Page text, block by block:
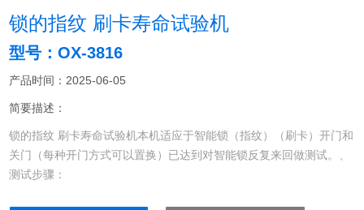
锁的指纹 刷卡寿命试验机
型号：OX-3816
产品时间：2025-06-05
简要描述：
锁的指纹 刷卡寿命试验机本机适应于智能锁（指纹）（刷卡）开门和
关门（每种开门方式可以置换）已达到对智能锁反复来回做测试。、
测试步骤：